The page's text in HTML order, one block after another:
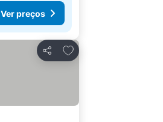
Ver preços
Partilhar
Adicionar aos favoritos